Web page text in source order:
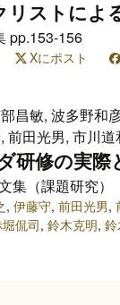
ストによ
pp.153-156
Xにポスト
昌敏, 波多野和
田光男, 市川道
研修の実際
集（課題研究）
, 伊藤守, 前田光男,
侃司, 鈴木克明, 鈴